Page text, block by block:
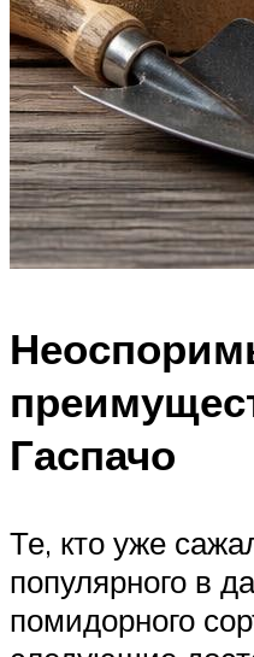
Гаспачо
Те, кто уже
популярного в
помидорного